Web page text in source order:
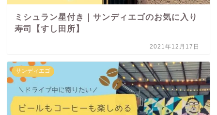
ミシュラン星付き｜サンディエゴのお気に入り
寿司【すし田所】
2021年12月17日
サンディエゴ